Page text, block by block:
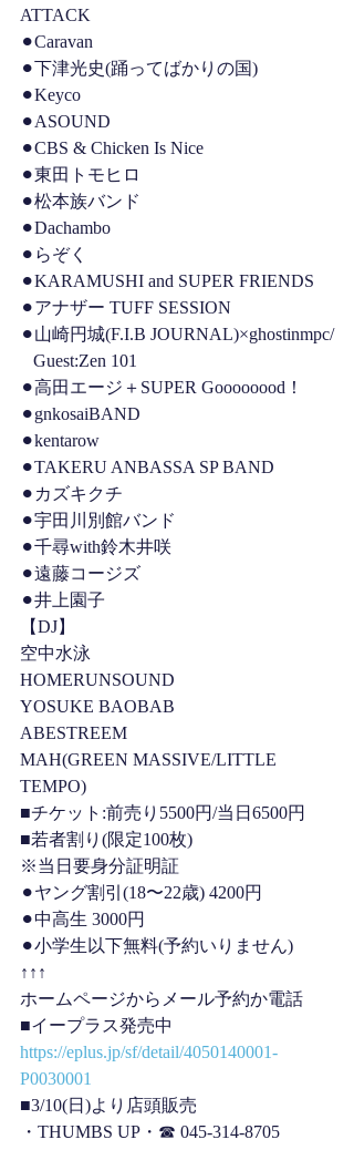
ATTACK
⚫︎Caravan
⚫︎下津光史(踊ってばかりの国)
⚫︎Keyco
⚫︎ASOUND
⚫︎CBS & Chicken Is Nice
⚫︎東田トモヒロ
⚫︎松本族バンド
⚫︎Dachambo
⚫︎らぞく
⚫︎KARAMUSHI and SUPER FRIENDS
⚫︎アナザー TUFF SESSION
⚫︎山崎円城(F.I.B JOURNAL)×ghostinmpc/
Guest:Zen 101
⚫︎高田エージ＋SUPER Goooooood！
⚫︎gnkosaiBAND
⚫︎kentarow
⚫︎TAKERU ANBASSA SP BAND
⚫︎カズキクチ
⚫︎宇田川別館バンド
⚫︎千尋with鈴木井咲
⚫︎遠藤コージズ
⚫︎井上園子
【DJ】
空中水泳
HOMERUNSOUND
YOSUKE BAOBAB
ABESTREEM
MAH(GREEN MASSIVE/LITTLE
TEMPO)
■チケット:前売り5500円/当日6500円
■若者割り(限定100枚)
※当日要身分証明証
⚫︎ヤング割引(18〜22歳) 4200円
⚫︎中高生 3000円
⚫︎小学生以下無料(予約いりません)
↑↑↑
ホームページからメール予約か電話
■イープラス発売中
https://eplus.jp/sf/detail/4050140001-
P0030001
■3/10(日)より店頭販売
・THUMBS UP・☎︎ 045-314-8705